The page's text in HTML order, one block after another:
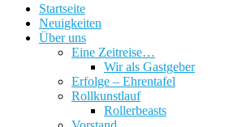
Startseite
Neuigkeiten
Über uns
Eine Zeitreise…
Wir als Gastgeber
Erfolge – Ehrentafel
Rollkunstlauf
Rollerbeasts